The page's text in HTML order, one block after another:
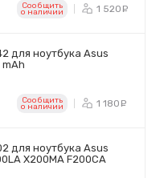
Сообщить
o наличии 1 520
для ноутбука Asus
mAh
Сообщить
o наличии 1 180
для ноутбука Asus
X200MA F200CA